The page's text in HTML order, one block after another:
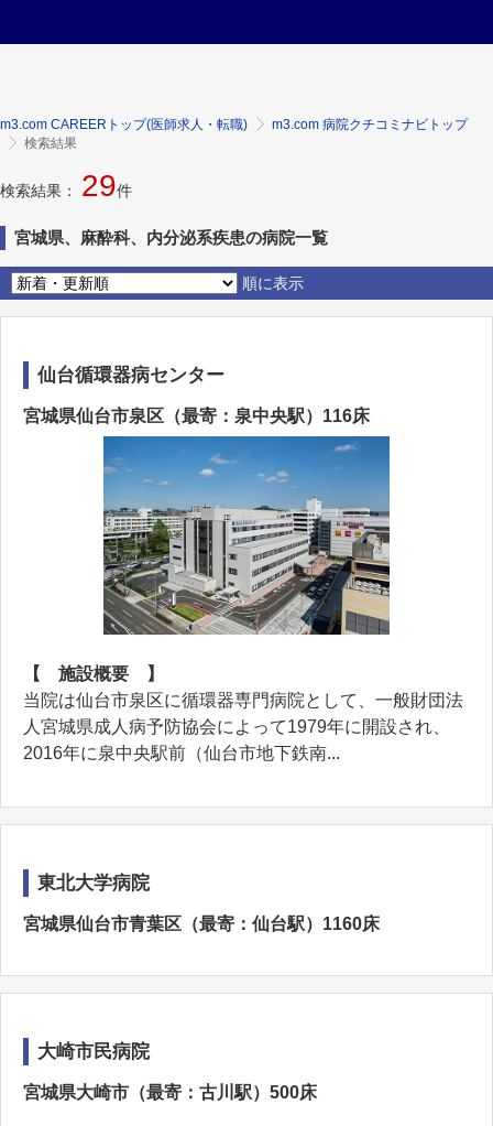
m3.com CAREERトップ(医師求人・転職)
m3.com 病院クチコミナビトップ
検索結果
検索結果： 29件
宮城県、麻酔科、内分泌系疾患の病院一覧
順に表示
仙台循環器病センター
宮城県仙台市泉区（最寄：泉中央駅）116床
【 施設概要 】
当院は仙台市泉区に循環器専門病院として、一般財団法
人宮城県成人病予防協会によって1979年に開設され、
2016年に泉中央駅前（仙台市地下鉄南...
東北大学病院
宮城県仙台市青葉区（最寄：仙台駅）1160床
大崎市民病院
宮城県大崎市（最寄：古川駅）500床